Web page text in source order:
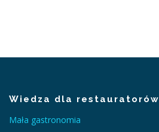
Wiedza dla restauratorów
Mała gastronomia